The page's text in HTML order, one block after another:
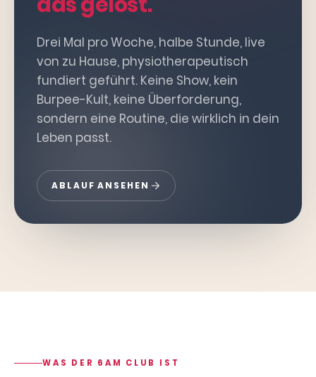
Drei Mal pro Woche, halbe Stunde, live
von zu Hause, physiotherapeutisch
fundiert geführt. Keine Show, kein
Burpee-Kult, keine Überforderung,
sondern eine Routine, die wirklich in dein
Leben passt.
ABLAUF ANSEHEN
WAS DER 6AM CLUB IST